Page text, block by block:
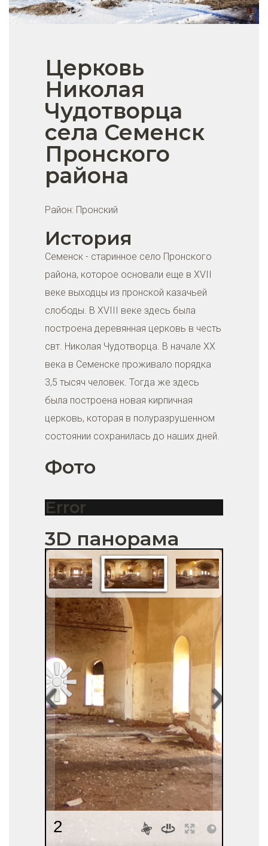
Церковь
Николая
Чудотворца
села Семенск
Пронского
района
Район: Пронский
История
Семенск - старинное село Пронского
района, которое основали еще в XVII
веке выходцы из пронской казачьей
слободы. В XVIII веке здесь была
построена деревянная церковь в честь
свт. Николая Чудотворца. В начале XX
века в Семенске проживало порядка
3,5 тысяч человек. Тогда же здесь
была построена новая кирпичная
церковь, которая в полуразрушенном
состоянии сохранилась до наших дней.
Фото
Error
3D панорама